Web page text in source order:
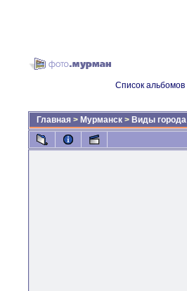
Список альбомов
Главная > Мурманск > Виды города